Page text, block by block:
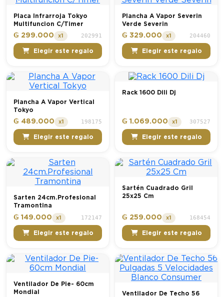
Placa Infrarroja Tokyo
Multifuncion C/Timer
₲ 299.000 x1 202991
Elegir este regalo
Plancha A Vapor Severin
Verde Severin
₲ 329.000 x1 204460
Elegir este regalo
Plancha A Vapor Vertical
Tokyo
₲ 489.000 x1 198175
Elegir este regalo
Rack 1600 Dili Dj
₲ 1.069.000 x1 307527
Elegir este regalo
Sarten 24cm.Profesional
Tramontina
₲ 149.000 x1 172147
Elegir este regalo
Sartén Cuadrado Gril
25x25 Cm
₲ 259.000 x1 168454
Elegir este regalo
Ventilador De Pie- 60cm
Mondial
Ventilador De Techo 56